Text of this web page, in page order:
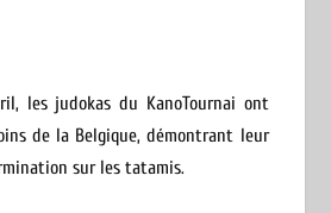
les judokas du KanoTournai ont
de la Belgique, démontrant leur
sur les tatamis.